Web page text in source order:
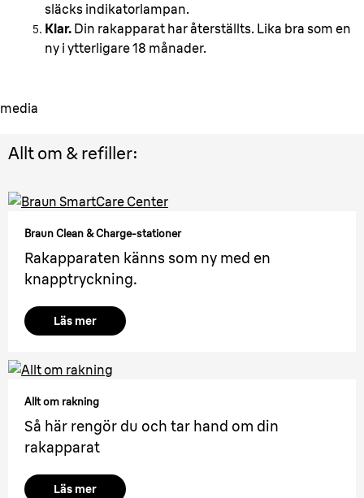
släcks indikatorlampan.
Klar. Din rakapparat har återställts. Lika bra som en
ny i ytterligare 18 månader.
media
Allt om & refiller:
Braun Clean & Charge-stationer
Rakapparaten känns som ny med en
knapptryckning.
Läs mer
Allt om rakning
Så här rengör du och tar hand om din
rakapparat
Läs mer